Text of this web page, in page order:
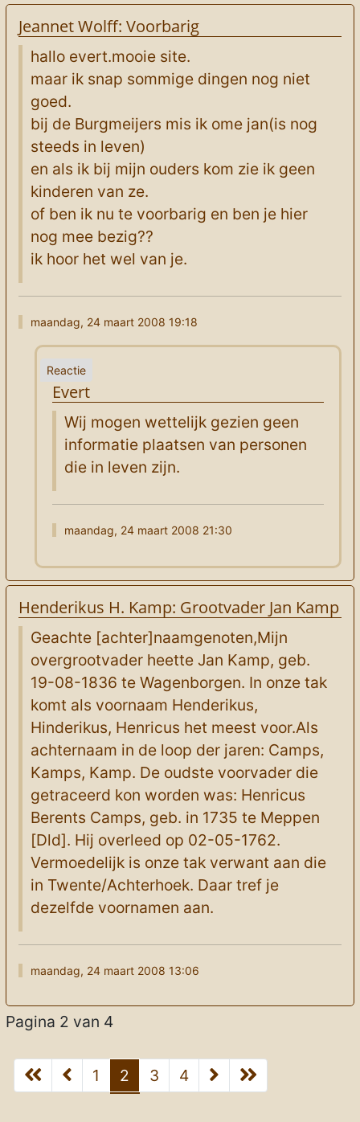
Jeannet Wolff: Voorbarig
hallo evert.mooie site.
maar ik snap sommige dingen nog niet
goed.
bij de Burgmeijers mis ik ome jan(is nog
steeds in leven)
en als ik bij mijn ouders kom zie ik geen
kinderen van ze.
of ben ik nu te voorbarig en ben je hier
nog mee bezig??
ik hoor het wel van je.
maandag, 24 maart 2008 19:18
Evert
Wij mogen wettelijk gezien geen
informatie plaatsen van personen
die in leven zijn.
maandag, 24 maart 2008 21:30
Henderikus H. Kamp: Grootvader Jan Kamp
Geachte [achter]naamgenoten,Mijn
overgrootvader heette Jan Kamp, geb.
19-08-1836 te Wagenborgen. In onze tak
komt als voornaam Henderikus,
Hinderikus, Henricus het meest voor.Als
achternaam in de loop der jaren: Camps,
Kamps, Kamp. De oudste voorvader die
getraceerd kon worden was: Henricus
Berents Camps, geb. in 1735 te Meppen
[Dld]. Hij overleed op 02-05-1762.
Vermoedelijk is onze tak verwant aan die
in Twente/Achterhoek. Daar tref je
dezelfde voornamen aan.
maandag, 24 maart 2008 13:06
Pagina 2 van 4
1 2 3 4